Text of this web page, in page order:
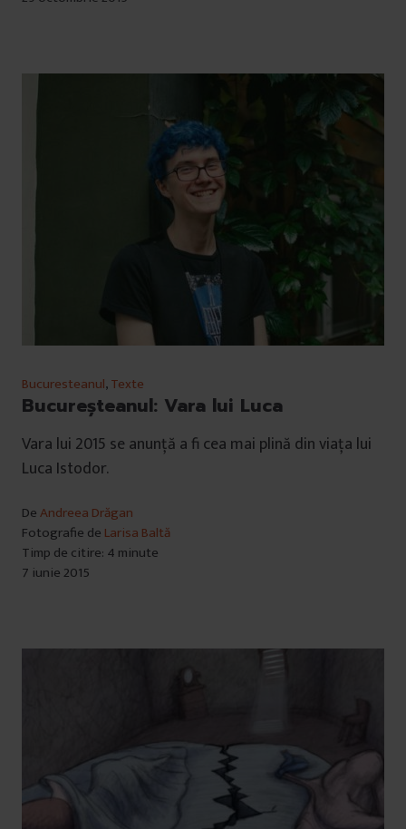
Bucuresteanul,Texte
Bucureșteanul: Vara lui Luca
Vara lui 2015 se anunță a fi cea mai plină din viața lui
Luca Istodor.
DeAndreea Drăgan
Fotografie de Larisa Baltă
Timp de citire: 4 minute
7 iunie 2015